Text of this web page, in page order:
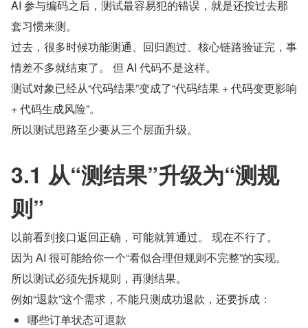
AI 参与编码之后，测试最容易犯的错误，就是还按过去那
套习惯来测。
过去，很多时候功能测通、回归跑过、核心链路验证完，事
情差不多就结束了。 但 AI 代码不是这样。
测试对象已经从“代码结果”变成了“代码结果 + 代码变更影响
+ 代码生成风险”。
所以测试思路至少要从三个层面升级。
3.1 从“测结果”升级为“测规
则”
以前看到接口返回正确，可能就算通过。 现在不行了。
因为 AI 很可能给你一个“看似合理但规则不完整”的实现。
所以测试必须先拆规则，再测结果。
例如“退款”这个需求，不能只测成功退款，还要拆成：
哪些订单状态可退款